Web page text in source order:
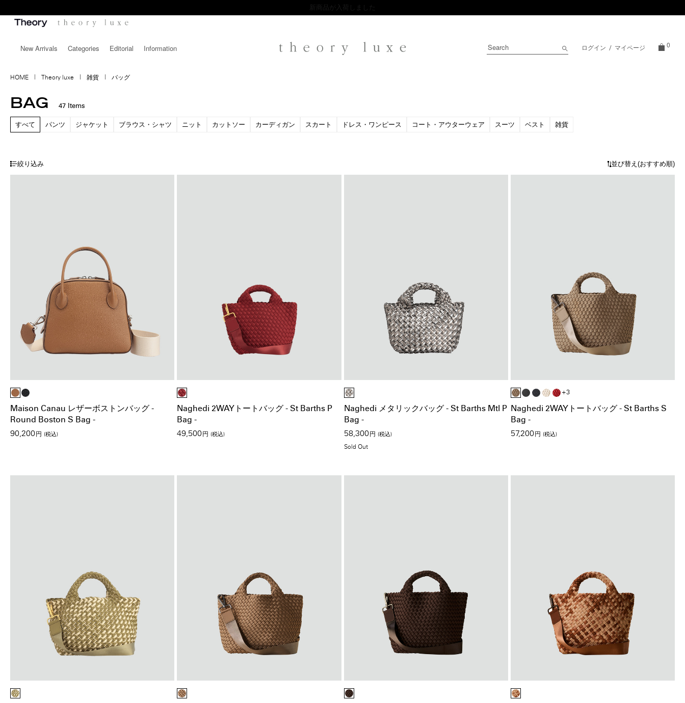
気になる商品はお気に入り登録でまとめて比較
Theory
0
ログイン / マイページ
New Arrivals Categories Editorial Information
HOME Theory luxe 雑貨 バッグ
BAG 47 Items
すべて パンツ ジャケット ブラウス・シャツ ニット カットソー カーディガン スカート ドレス・ワンピース コート・アウターウェア スーツ ベスト 雑貨
絞り込み 並び替え (おすすめ順)
Maison Canau レザーボストンバッグ -
Round Boston S Bag -
90,200円 (税込)
Naghedi 2WAYトートバッグ - St Barths P
Bag -
49,500円 (税込)
Naghedi メタリックバッグ - St Barths Mtl P
Bag -
58,300円 (税込)
Sold Out
+3
Naghedi 2WAYトートバッグ - St Barths S
Bag -
57,200円 (税込)